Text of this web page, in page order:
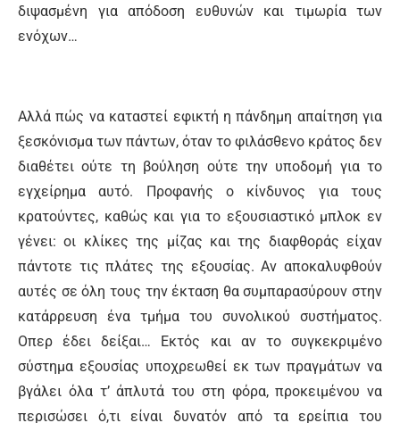
διψασμένη για απόδοση ευθυνών και τιμωρία των
ενόχων…
Αλλά πώς να καταστεί εφικτή η πάνδημη απαίτηση για
ξεσκόνισμα των πάντων, όταν το φιλάσθενο κράτος δεν
διαθέτει ούτε τη βούληση ούτε την υποδομή για το
εγχείρημα αυτό. Προφανής ο κίνδυνος για τους
κρατούντες, καθώς και για το εξουσιαστικό μπλοκ εν
γένει: οι κλίκες της μίζας και της διαφθοράς είχαν
πάντοτε τις πλάτες της εξουσίας. Αν αποκαλυφθούν
αυτές σε όλη τους την έκταση θα συμπαρασύρουν στην
κατάρρευση ένα τμήμα του συνολικού συστήματος.
Οπερ έδει δείξαι… Εκτός και αν το συγκεκριμένο
σύστημα εξουσίας υποχρεωθεί εκ των πραγμάτων να
βγάλει όλα τ’ άπλυτά του στη φόρα, προκειμένου να
περισώσει ό,τι είναι δυνατόν από τα ερείπια του